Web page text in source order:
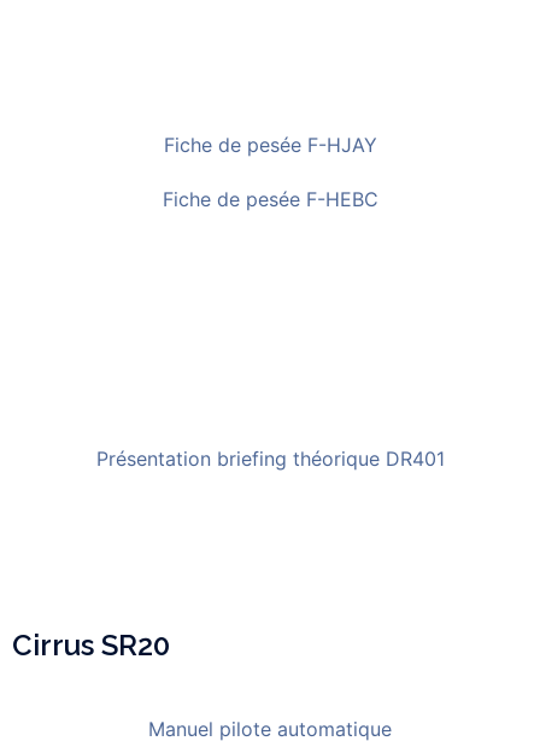
Fiche de pesée F-HJAY
Fiche de pesée F-HEBC
Présentation briefing théorique DR401
Cirrus SR20
Manuel pilote automatique